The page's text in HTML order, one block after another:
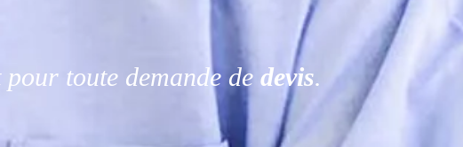
toute demande de devis.